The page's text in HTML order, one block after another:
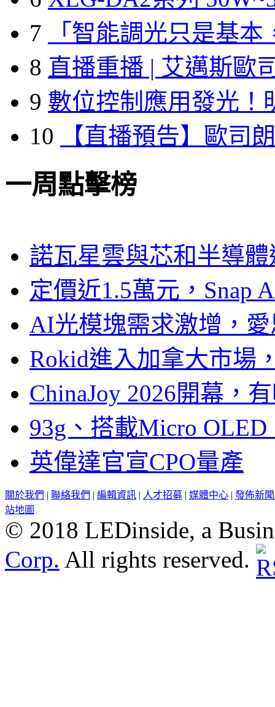
7
「智能調光只是基本
8 直播重播 | 艾邁斯歐
9 數位控制應用發光！
10
【直播預告】歐司
一周點擊榜
諾瓦星雲與芯和半導
定價近1.5萬元，Snap
AI光模塊需求激增，
Rokid進入加拿大市場
ChinaJoy 2026開幕，
93g、搭載Micro
英偉達官宣CPO量產
關於我們 | 聯絡我們 | 編輯資訊 | 人才招募 | 媒體中心 | 發佈新
站地圖
© 2018 LEDinside, a
Corp. All rights reserved.